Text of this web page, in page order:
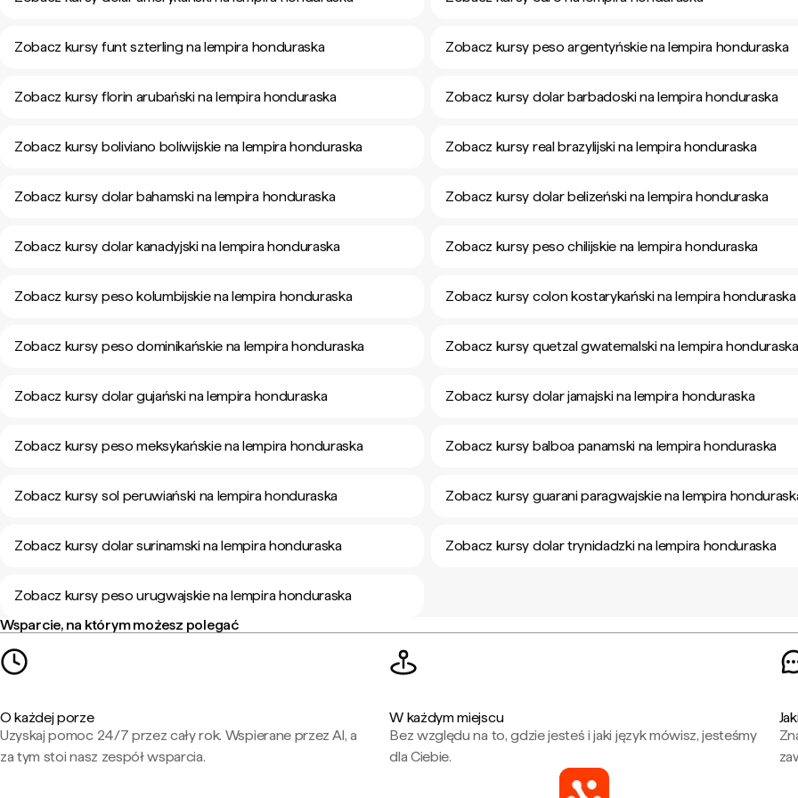
Zobacz kursy funt szterling na lempira honduraska Zobacz kursy peso argentyńskie na lempira honduraska
Zobacz kursy florin arubański na lempira honduraska Zobacz kursy dolar barbadoski na lempira honduraska
Zobacz kursy boliviano boliwijskie na lempira honduraska Zobacz kursy real brazylijski na lempira honduraska
Zobacz kursy dolar bahamski na lempira honduraska Zobacz kursy dolar belizeński na lempira honduraska
Zobacz kursy dolar kanadyjski na lempira honduraska Zobacz kursy peso chilijskie na lempira honduraska
Zobacz kursy peso kolumbijskie na lempira honduraska Zobacz kursy colon kostarykański na lempira honduraska
Zobacz kursy peso dominikańskie na lempira honduraska Zobacz kursy quetzal gwatemalski na lempira honduraska
Zobacz kursy dolar gujański na lempira honduraska Zobacz kursy dolar jamajski na lempira honduraska
Zobacz kursy peso meksykańskie na lempira honduraska Zobacz kursy balboa panamski na lempira honduraska
Zobacz kursy sol peruwiański na lempira honduraska Zobacz kursy guarani paragwajskie na lempira
Zobacz kursy dolar surinamski na lempira honduraska Zobacz kursy dolar trynidadzki na lempira honduraska
Zobacz kursy peso urugwajskie na lempira honduraska
Wsparcie, na którym możesz polegać
O każdej porze
Uzyskaj pomoc 24/7 przez cały rok. Wspierane przez AI, a
za tym stoi nasz zespół wsparcia.
W każdym miejscu
Bez względu na to, gdzie jesteś i jaki język mówisz, jesteśmy
dla Ciebie.